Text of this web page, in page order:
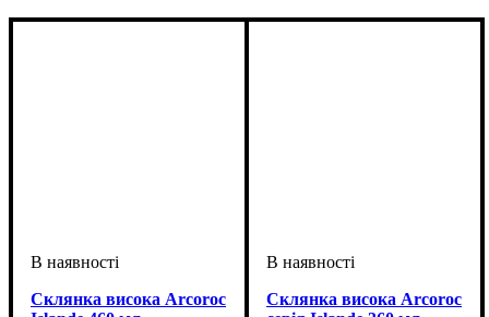
Склянка висока Arcoroc
Склянка висока Arcoroc